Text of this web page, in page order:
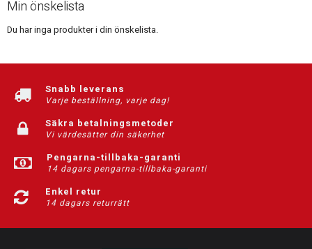
Min önskelista
Du har inga produkter i din önskelista.
Snabb leverans
Varje beställning, varje dag!
Säkra betalningsmetoder
Vi värdesätter din säkerhet
Pengarna-tillbaka-garanti
14 dagars pengarna-tillbaka-garanti
Enkel retur
14 dagars returrätt